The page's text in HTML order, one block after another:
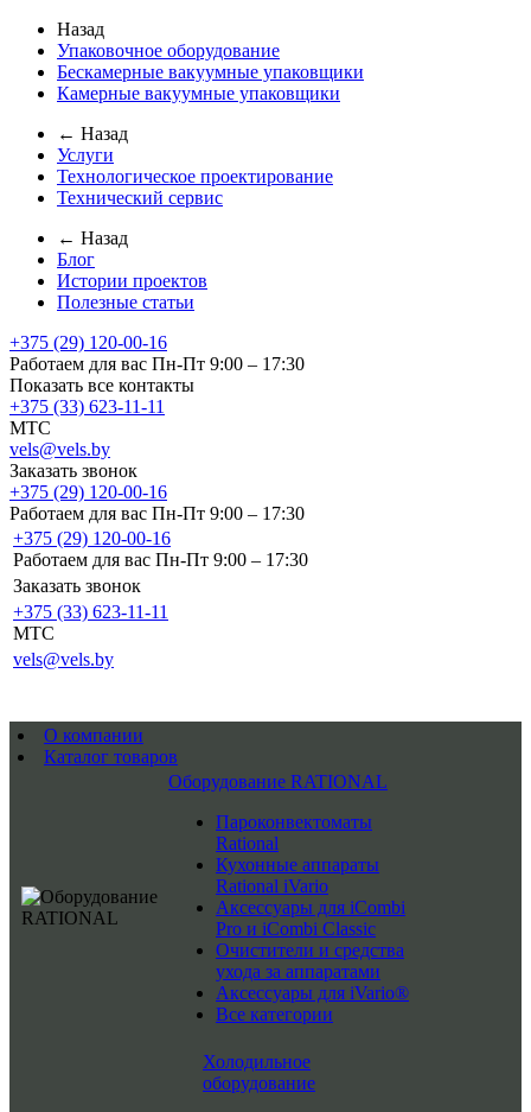
Назад
Упаковочное оборудование
Бескамерные вакуумные упаковщики
Камерные вакуумные упаковщики
← Назад
Услуги
Технологическое проектирование
Технический сервис
← Назад
Блог
Истории проектов
Полезные статьи
+375 (29) 120-00-16
Работаем для вас Пн-Пт 9:00 – 17:30
Показать все контакты
+375 (33) 623-11-11
MTC
vels@vels.by
Заказать звонок
+375 (29) 120-00-16
Работаем для вас Пн-Пт 9:00 – 17:30
+375 (29) 120-00-16
Работаем для вас Пн-Пт 9:00 – 17:30
Заказать звонок
+375 (33) 623-11-11
MTC
vels@vels.by
О компании
Каталог товаров
Оборудование RATIONAL
Пароконвектоматы
Rational
Кухонные аппараты
Rational iVario
Аксессуары для iCombi
Pro и iCombi Classic
Очистители и средства
ухода за аппаратами
Аксессуары для iVario®
Все категории
Холодильное
оборудование